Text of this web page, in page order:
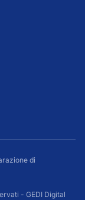
di
- GEDI Digital